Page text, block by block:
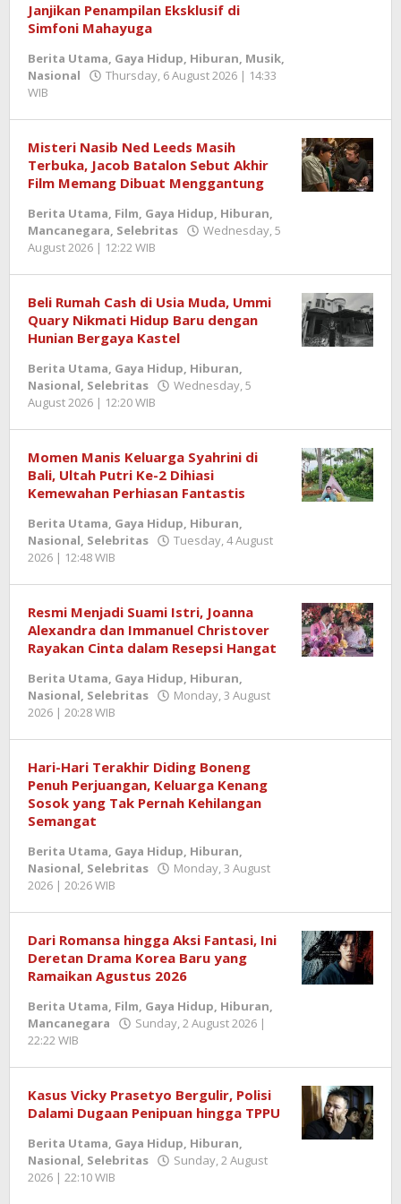
Gaya
Hidup,
Musik,
Nasional
August
2026
WIB
Berita
Janjikan Penampilan Eksklusif di
Simfoni Mahayuga
Berita Utama, Gaya Hidup, Hiburan, Musik,
Nasional
Thursday, 6 August 2026 | 14:33
WIB
Misteri Nasib Ned Leeds Masih
Terbuka, Jacob Batalon Sebut Akhir
Film Memang Dibuat Menggantung
Berita Utama, Film, Gaya Hidup, Hiburan,
Mancanegara, Selebritas
Wednesday, 5
August 2026 | 12:22 WIB
Beli Rumah Cash di Usia Muda, Ummi
Quary Nikmati Hidup Baru dengan
Hunian Bergaya Kastel
Berita Utama, Gaya Hidup, Hiburan,
Nasional, Selebritas
Wednesday, 5
August 2026 | 12:20 WIB
Momen Manis Keluarga Syahrini di
Bali, Ultah Putri Ke-2 Dihiasi
Kemewahan Perhiasan Fantastis
Berita Utama, Gaya Hidup, Hiburan,
Nasional, Selebritas
Tuesday, 4 August
2026 | 12:48 WIB
Resmi Menjadi Suami Istri, Joanna
Alexandra dan Immanuel Christover
Rayakan Cinta dalam Resepsi Hangat
Berita Utama, Gaya Hidup, Hiburan,
Nasional, Selebritas
Monday, 3 August
2026 | 20:28 WIB
Hari-Hari Terakhir Diding Boneng
Penuh Perjuangan, Keluarga Kenang
Sosok yang Tak Pernah Kehilangan
Semangat
Berita Utama, Gaya Hidup, Hiburan,
Nasional, Selebritas
Monday, 3 August
2026 | 20:26 WIB
Dari Romansa hingga Aksi Fantasi, Ini
Deretan Drama Korea Baru yang
Ramaikan Agustus 2026
Berita Utama, Film, Gaya Hidup, Hiburan,
Mancanegara
Sunday, 2 August 2026 |
22:22 WIB
Kasus Vicky Prasetyo Bergulir, Polisi
Dalami Dugaan Penipuan hingga TPPU
Berita Utama, Gaya Hidup, Hiburan,
Nasional, Selebritas
Sunday, 2 August
2026 | 22:10 WIB